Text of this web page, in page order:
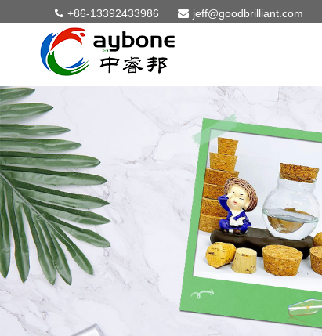
+86-13392433986 jeff@goodbrilliant.com